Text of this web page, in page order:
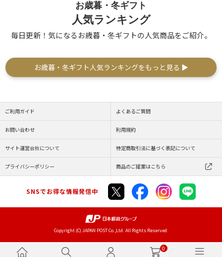
0
お歳暮・冬ギフト
人気ランキング
毎日更新！気になるお歳暮・冬ギフトの人気商品をご紹介。
お歳暮・冬ギフト人気ランキングをもっと見る ▶
ご利用ガイド よくあるご質問
お問い合わせ 利用規約
サイト運営会社について 特定商取引法に基づく表記について
プライバシーポリシー 商品のご提案はこちら
SNSでお得な情報発信中
Copyright (C) JAPAN POST Co.,Ltd. All Rights Reserved.